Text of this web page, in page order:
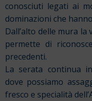
conosciuti legati ai
dominazioni che
Dall’alto delle mura
permette di
precedenti.
La serata continua
dove possiamo
fresco e specialità